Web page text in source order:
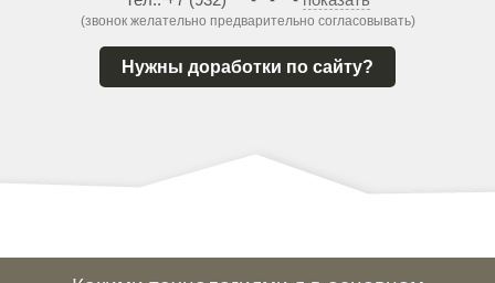
Тел.:+7 (932) ***-**-**-показать
Нужны доработки по сайту?